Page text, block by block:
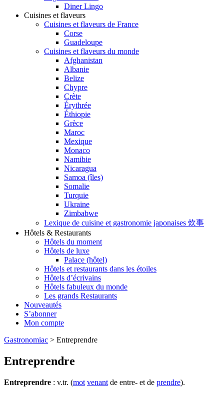
Diner Lingo
Cuisines et flaveurs
Cuisines et flaveurs de France
Corse
Guadeloupe
Cuisines et flaveurs du monde
Afghanistan
Albanie
Belize
Chypre
Crète
Érythrée
Éthiopie
Grèce
Maroc
Mexique
Monaco
Namibie
Nicaragua
Samoa (îles)
Somalie
Turquie
Ukraine
Zimbabwe
Lexique de cuisine et gastronomie japonaises 炊事
Hôtels & Restaurants
Hôtels du moment
Hôtels de luxe
Palace (hôtel)
Hôtels et restaurants dans les étoiles
Hôtels d’écrivains
Hôtels fabuleux du monde
Les grands Restaurants
Nouveautés
S’abonner
Mon compte
Gastronomiac > Entreprendre
Entreprendre
Entreprendre : v.tr. (mot venant de entre- et de prendre).